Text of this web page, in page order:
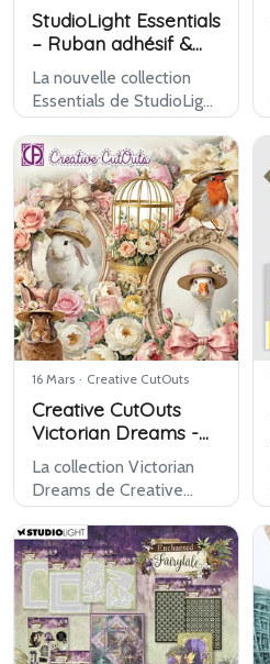
StudioLight Essentials
– Ruban adhésif &
Blocs de papier
La nouvelle collection
Essentials de StudioLight
sera disponible chez
Kippers à partir du 26
mars. Une gamme de
base polyvalente avec
des produits pratiques,
parfaits pour de no…
16 Mars · Creative CutOuts
Creative CutOuts
Victorian Dreams -
Collection Papier
La collection Victorian
Dreams de Creative
CutOuts est désormais
disponible chez Kippers.
Cette gamme pleine
d'ambiance associe
fleurs douces, oiseaux,
détails vintage et
accent…